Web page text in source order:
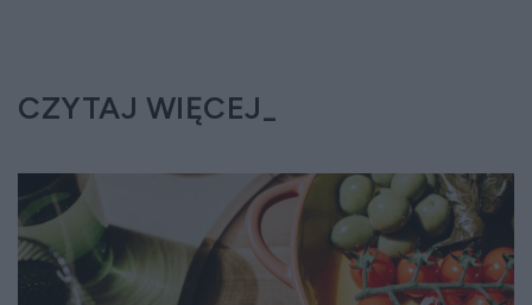
CZYTAJ WIĘCEJ